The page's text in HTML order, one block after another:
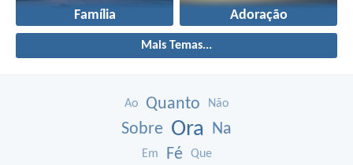
Família Adoração
Mais Temas...
Ao Quanto Não
Sobre Ora Na
Em Fé Que